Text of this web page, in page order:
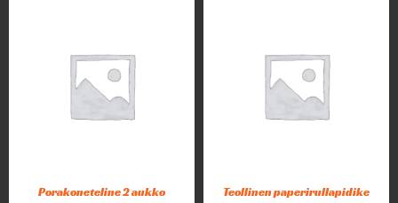
Porakoneteline 2 aukko Teollinen paperirullapidike